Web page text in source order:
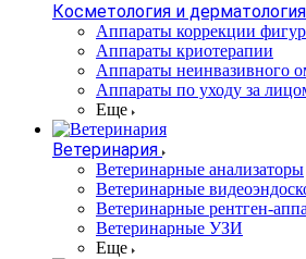
Косметология и дерматология
Аппараты коррекции
Аппараты криотерапии
Аппараты неинвазивного
Аппараты по уходу за
Еще
Ветеринария
Ветеринарные анализаторы
Ветеринарные
Ветеринарные рентген-
Ветеринарные УЗИ
Еще